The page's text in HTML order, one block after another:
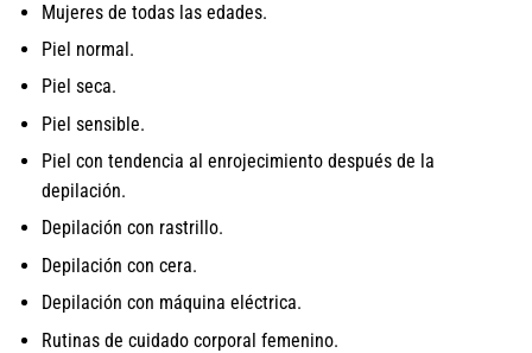
Mujeres de todas las edades.
Piel normal.
Piel seca.
Piel sensible.
Piel con tendencia al enrojecimiento después de la
depilación.
Depilación con rastrillo.
Depilación con cera.
Depilación con máquina eléctrica.
Rutinas de cuidado corporal femenino.